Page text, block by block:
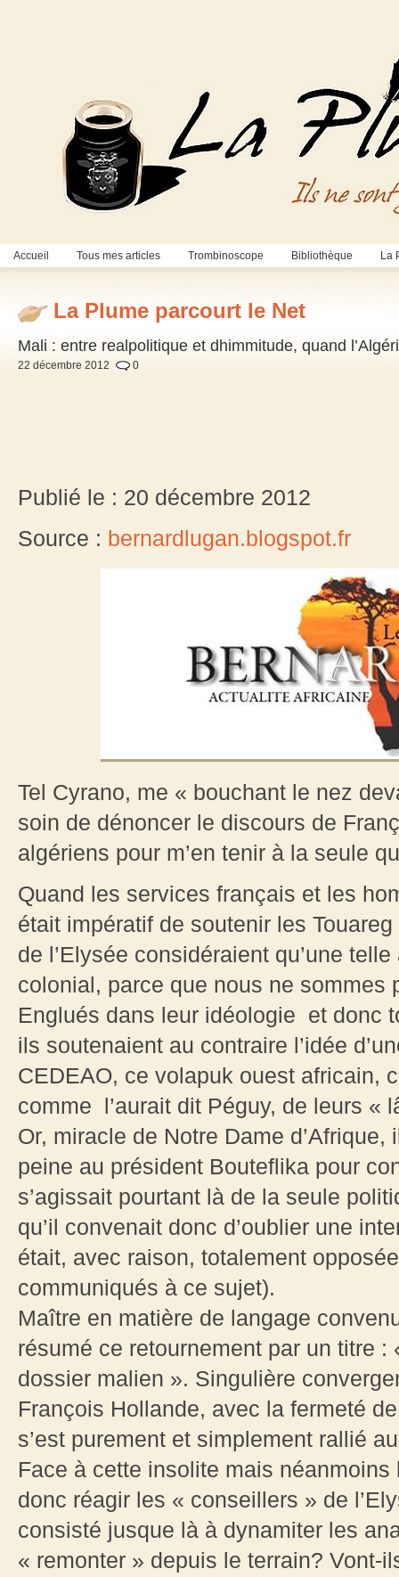
Accueil Tous mes articles Trombinoscope Bibliothèque La
La Plume parcourt le Net
Mali : entre realpolitique et dhimmitude, quand
22 décembre 2012 0
Publié le : 20 décembre 2012
Source : bernardlugan.blogspot.fr
Tel Cyrano, me « bouchant le nez
soin de dénoncer le discours de
algériens pour m’en tenir à la seule
Quand les services français et les
était impératif de soutenir les
de l’Elysée considéraient qu’une
colonial, parce que nous ne sommes
Englués dans leur idéologie et donc
ils soutenaient au contraire l’idée
CEDEAO, ce volapuk ouest africain,
comme l’aurait dit Péguy, de leurs «
Or, miracle de Notre Dame
peine au président Bouteflika pour
s’agissait pourtant là de la seule
qu’il convenait donc d’oublier une
était, avec raison, totalement
communiqués à ce sujet).
Maître en matière de langage
résumé ce retournement par un titre
dossier malien ». Singulière
François Hollande, avec la fermeté
s’est purement et simplement rallié
Face à cette insolite mais
donc réagir les « conseillers » de
consisté jusque là à dynamiter les
« remonter » depuis le terrain? Vont-